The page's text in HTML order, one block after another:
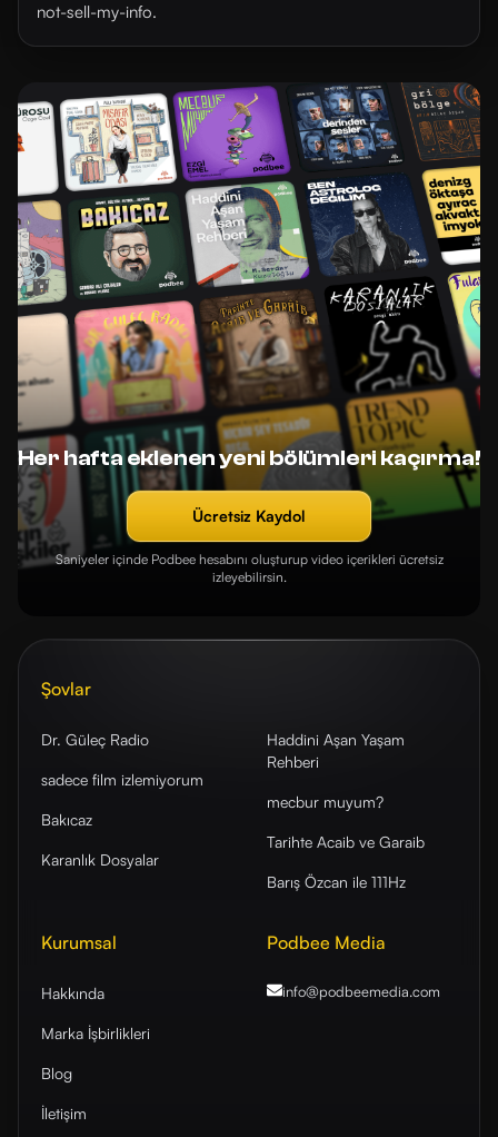
not-sell-my-info.
Her hafta eklenen yeni bölümleri kaçırma!
Ücretsiz Kaydol
Saniyeler içinde Podbee hesabını oluşturup video içerikleri ücretsiz
izleyebilirsin.
Şovlar
Dr. Güleç Radio
sadece film izlemiyorum
Bakıcaz
Karanlık Dosyalar
Haddini Aşan Yaşam
Rehberi
mecbur muyum?
Tarihte Acaib ve Garaib
Barış Özcan ile 111Hz
Kurumsal
Hakkında
Marka İşbirlikleri
Blog
İletişim
Podbee Media
info@podbeemedia.com